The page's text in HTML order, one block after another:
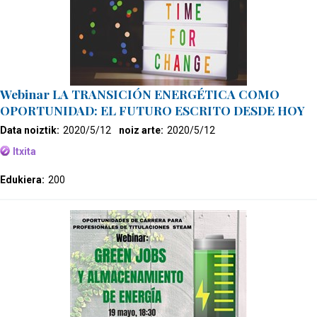
Webinar LA TRANSICIÓN ENERGÉTICA COMO
OPORTUNIDAD: EL FUTURO ESCRITO DESDE HOY
Data noiztik: 2020/5/12 noiz arte: 2020/5/12
Itxita
Edukiera: 200